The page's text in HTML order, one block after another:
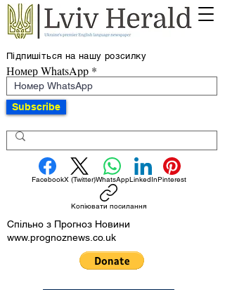
Підпишіться на нашу розсилку
Номер WhatsApp
Subscribe
FacebookX (Twitter)WhatsAppLinkedInPinterest
Копіювати посилання
Спільно з Прогноз Новини
www.prognoznews.co.uk